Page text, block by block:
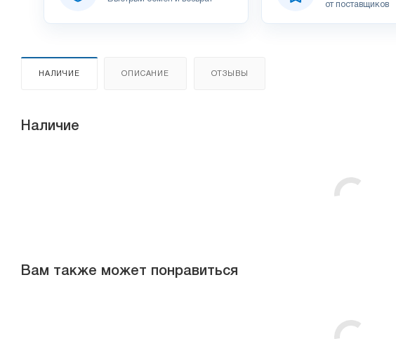
от поставщиков
НАЛИЧИЕ ОПИСАНИЕ ОТЗЫВЫ
Наличие
Вам также может понравиться